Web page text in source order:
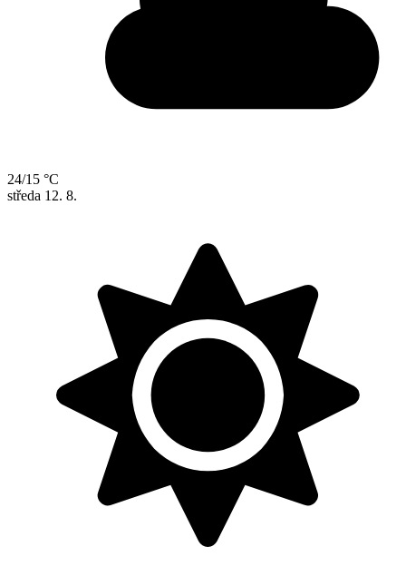
24/15 °C
středa 12. 8.